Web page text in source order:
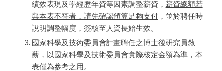
績效表現及學經歷年資等因素調整薪資， 薪資總額若
與本表不符者，請先確認預算足夠支付，並於聘任時
說明調整幅度，簽核至人資長始生效。
國家科學及技術委員會計畫聘任之博士後研究員敘
薪，以國家科學及技術委員會實際核定金額為準，本
表僅為參考之用。